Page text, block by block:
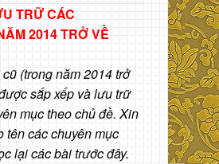
TRỮ CÁC
2014 TRỞ VỀ
(trong năm 2014 trở
sắp xếp và lưu trữ
mục theo chủ đề. Xin
tên các chuyên mục
lại các bài trước đây.